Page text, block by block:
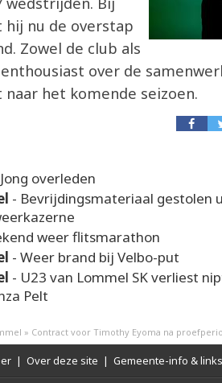
hij nu de overstap
Zowel de club als
over de
het komende seizoen.
overleden
- Bevrijdingsmateriaal gestolen
weer flitsmarathon
- Weer brand bij Velbo-put
- U23 van Lommel SK verliest
Pelt
» Contract voor Timothy Eyoma na
| Over deze site | Gemeente-info & links